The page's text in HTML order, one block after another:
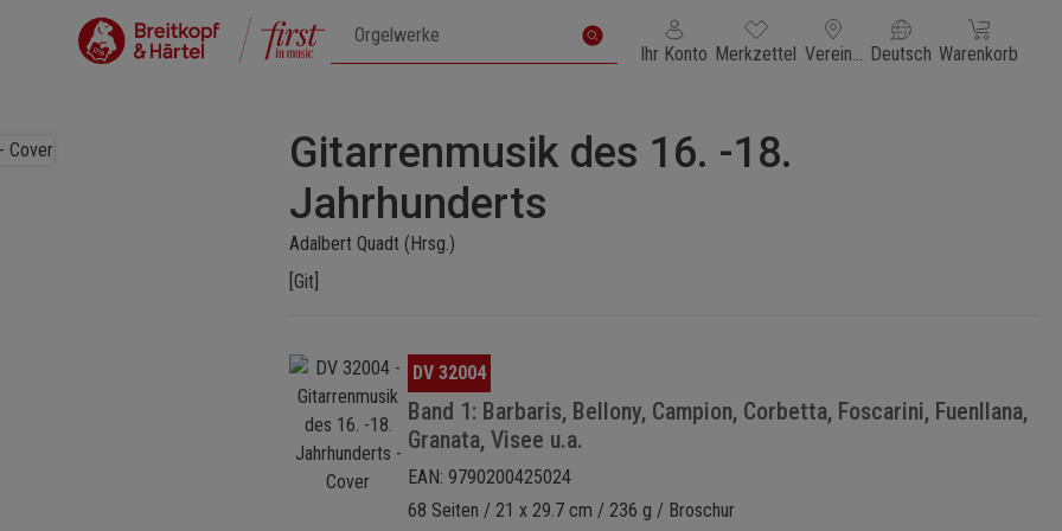
Ihr Konto Du hast 0 Produkte auf dem Merkzettel
Merkzettel Vereinigte Staaten von Amerika
Deutsch Warenkorb
Warenkorb
Gitarrenmusik des 16. -18.
Jahrhunderts
Adalbert Quadt (Hrsg.)
[Git]
Bildergalerie überspringen
DV 32004
Band 1: Barbaris, Bellony, Campion, Corbetta, Foscarini, Fuenllana,
Granata, Visee u.a.
EAN: 9790200425024
68 Seiten / 21 x 29.7 cm / 236 g / Broschur